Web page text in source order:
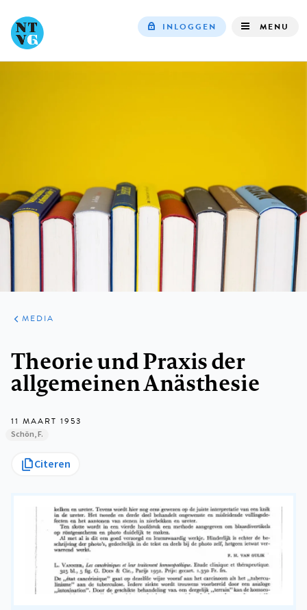
INLOGGEN MENU
ARTIKELEN
VARIA
MEDIA
Theorie und Praxis der
allgemeinen Anästhesie
11 MAART 1953
Schön, F.
Citeren